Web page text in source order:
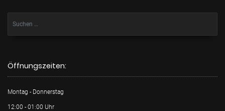
Öffnungszeiten:
Montag - Donnerstag
12:00 - 01:00 Uhr